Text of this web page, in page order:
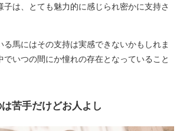
子は、とても魅力的に感じられ密かに支持さ
る馬にはその支持は実感できないかもしれま
でいつの間にか憧れの存在となっていること
苦手だけどお人よし